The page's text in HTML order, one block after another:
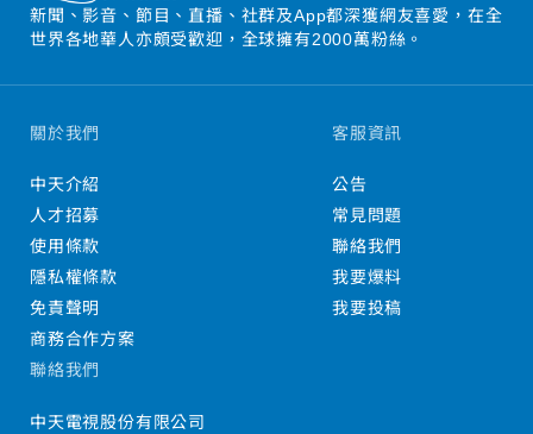
新聞、影音、節目、直播、社群及App都深獲網友喜愛，在全
世界各地華人亦頗受歡迎，全球擁有2000萬粉絲。
關於我們
中天介紹
人才招募
使用條款
隱私權條款
免責聲明
商務合作方案
客服資訊
公告
常見問題
聯絡我們
我要爆料
我要投稿
聯絡我們
中天電視股份有限公司